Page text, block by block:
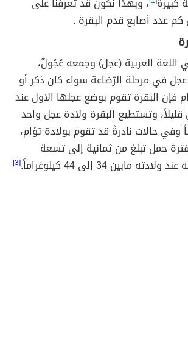
كم عدد أصابع قدم البقرة .
اللغة العربية (عجل) وجمعه عُجُولٌ،
في مرحلة الرّضاعة سواء كان ذكر أو
فإن البقرة تقوم بوضع عجلها الاول عند
وتستطيع البقرة ولادة عجل واحد
وفي حالات نادرةً قد تقوم بولادة تؤام،
حمل تبلغ من ثمانية إلى تسعة
مابين 34 إلى 44 كيلوغراماََ.
[3]